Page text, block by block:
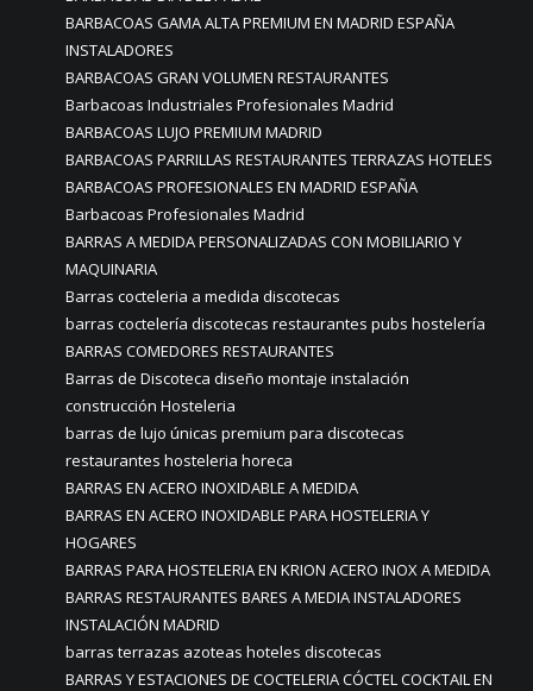
BARBACOAS GAMA ALTA PREMIUM EN MADRID ESPAÑA
INSTALADORES
BARBACOAS GRAN VOLUMEN RESTAURANTES
Barbacoas Industriales Profesionales Madrid
BARBACOAS LUJO PREMIUM MADRID
BARBACOAS PARRILLAS RESTAURANTES TERRAZAS HOTELES
BARBACOAS PROFESIONALES EN MADRID ESPAÑA
Barbacoas Profesionales Madrid
BARRAS A MEDIDA PERSONALIZADAS CON MOBILIARIO Y
MAQUINARIA
Barras cocteleria a medida discotecas
barras coctelería discotecas restaurantes pubs hostelería
BARRAS COMEDORES RESTAURANTES
Barras de Discoteca diseño montaje instalación
construcción Hosteleria
barras de lujo únicas premium para discotecas
restaurantes hosteleria horeca
BARRAS EN ACERO INOXIDABLE A MEDIDA
BARRAS EN ACERO INOXIDABLE PARA HOSTELERIA Y
HOGARES
BARRAS PARA HOSTELERIA EN KRION ACERO INOX A MEDIDA
BARRAS RESTAURANTES BARES A MEDIA INSTALADORES
INSTALACIÓN MADRID
barras terrazas azoteas hoteles discotecas
BARRAS Y ESTACIONES DE COCTELERIA CÓCTEL COCKTAIL EN